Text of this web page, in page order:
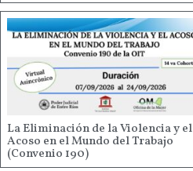
La Eliminación de la Violencia y el
Acoso en el Mundo del Trabajo
(Convenio 190)